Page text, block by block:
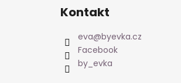
Kontakt
eva@byevka.cz
Facebook
by_evka